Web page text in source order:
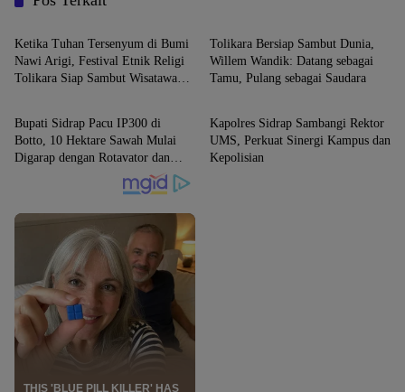
SIDRAP
Ketika Tuhan Tersenyum di Bumi
Nawi Arigi, Festival Etnik Religi
Tolikara Siap Sambut Wisatawan
Tolikara Bersiap Sambut Dunia,
Willem Wandik: Datang sebagai
Tamu, Pulang sebagai Saudara
SIDRAP
Bupati Sidrap Pacu IP300 di
Botto, 10 Hektare Sawah Mulai
Digarap dengan Rotavator dan
SIDRAP
Kapolres Sidrap Sambangi Rektor
UMS, Perkuat Sinergi Kampus dan
Kepolisian